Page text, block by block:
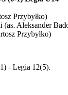
Przybyłko)
(as. Aleksander
Przybyłko)
- Legia 12(5).